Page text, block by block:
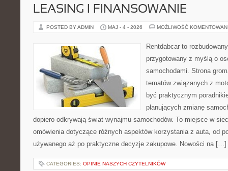
LEASING I FINANSOWANIE
POSTED BY ADMIN MAJ - 4 - 2026 MOŻLIWOŚĆ
Rentdabcar to
przygotowany z myślą o
samochodami. Strona
tematów związanych z
być praktycznym
planujących zmianę
dopiero odkrywają świat wynajmu samochodów. To miejsce w
omówienia dotyczące różnych aspektów korzystania z auta, od
używanego aż po praktyczne decyzje zakupowe. Nowości na […]
CATEGORIES: OPINIE NASZYCH CZYTELNIKÓW